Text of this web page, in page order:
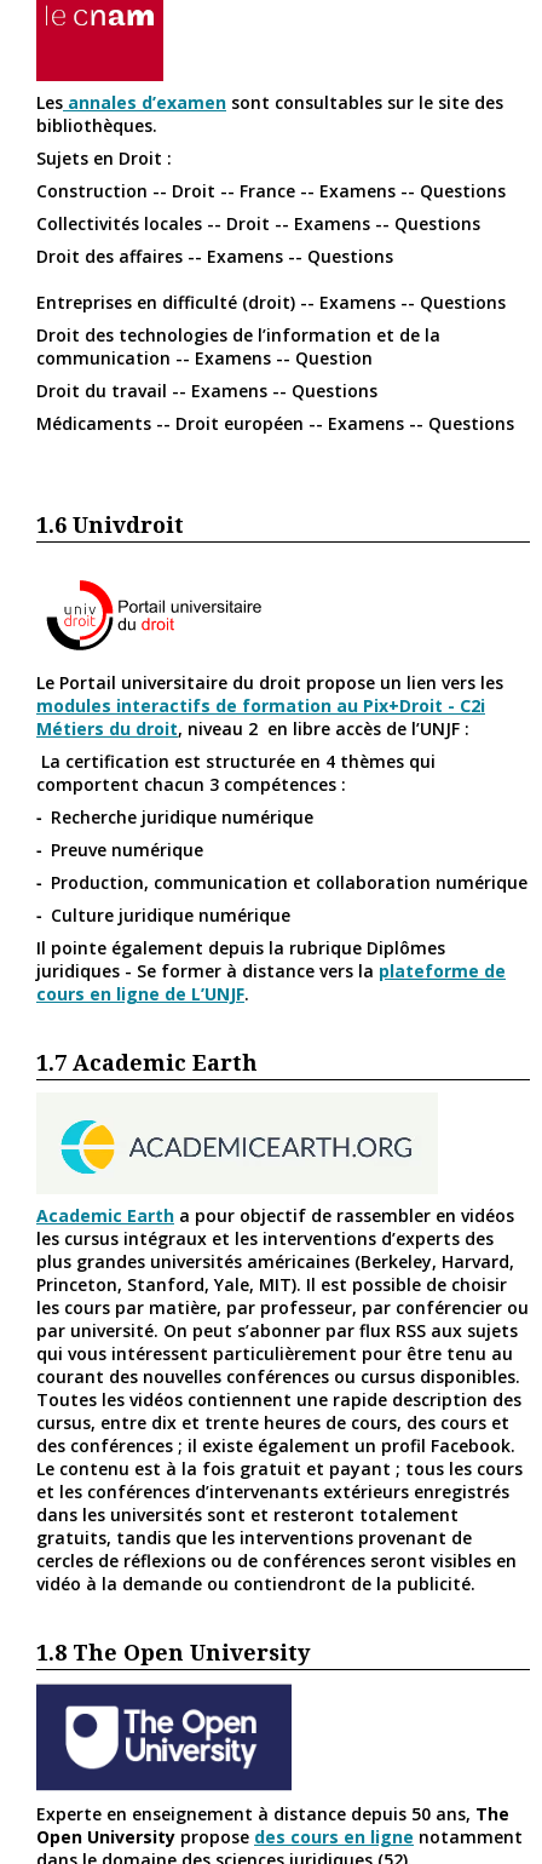
Les annales d’examen sont consultables sur le site des
bibliothèques.
Sujets en Droit :
Construction -- Droit -- France -- Examens -- Questions
Collectivités locales -- Droit -- Examens -- Questions
Droit des affaires -- Examens -- Questions
Entreprises en difficulté (droit) -- Examens -- Questions
Droit des technologies de l’information et de la
communication -- Examens -- Question
Droit du travail -- Examens -- Questions
Médicaments -- Droit européen -- Examens -- Questions
1.6 Univdroit
Le Portail universitaire du droit propose un lien vers les
modules interactifs de formation au Pix+Droit - C2i
Métiers du droit, niveau 2 en libre accès de l’UNJF :
La certification est structurée en 4 thèmes qui
comportent chacun 3 compétences :
Recherche juridique numérique
Preuve numérique
Production, communication et collaboration numérique
Culture juridique numérique
Il pointe également depuis la rubrique Diplômes
juridiques - Se former à distance vers la plateforme de
cours en ligne de L’UNJF.
1.7 Academic Earth
Academic Earth a pour objectif de rassembler en vidéos
les cursus intégraux et les interventions d’experts des
plus grandes universités américaines (Berkeley, Harvard,
Princeton, Stanford, Yale, MIT). Il est possible de choisir
les cours par matière, par professeur, par conférencier ou
par université. On peut s’abonner par flux RSS aux sujets
qui vous intéressent particulièrement pour être tenu au
courant des nouvelles conférences ou cursus disponibles.
Toutes les vidéos contiennent une rapide description des
cursus, entre dix et trente heures de cours, des cours et
des conférences ; il existe également un profil Facebook.
Le contenu est à la fois gratuit et payant ; tous les cours
et les conférences d’intervenants extérieurs enregistrés
dans les universités sont et resteront totalement
gratuits, tandis que les interventions provenant de
cercles de réflexions ou de conférences seront visibles en
vidéo à la demande ou contiendront de la publicité.
1.8 The Open University
Experte en enseignement à distance depuis 50 ans, The
Open University propose des cours en ligne notamment